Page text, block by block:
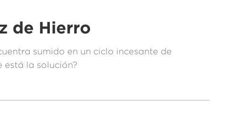
de Hierro
sumido en un ciclo incesante de
está la solución?